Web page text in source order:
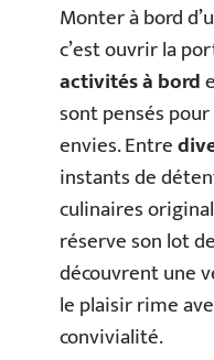
Monter à bord
c’est ouvrir la
activités à bord
sont pensés
envies. Entre
instants de
culinaires
réserve son lot
découvrent une
le plaisir rime
convivialité.